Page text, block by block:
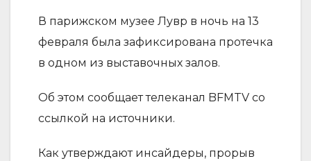
В парижском музее Лувр в ночь на 13
февраля была зафиксирована протечка
в одном из выставочных залов.
Об этом сообщает телеканал BFMTV со
ссылкой на источники.
Как утверждают инсайдеры, прорыв